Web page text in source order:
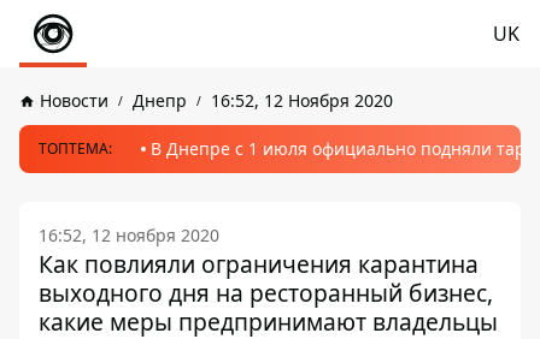
UK
Новости Днепр 16:52, 12 Ноября 2020
ТОПТЕМА: В Днепре с 1 июля официально подняли
16:52, 12 ноября 2020
Как повлияли ограничения карантина
выходного дня на ресторанный бизнес,
какие меры предпринимают владельцы